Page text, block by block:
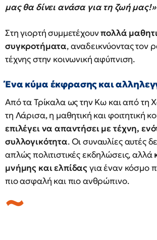
μας θα δίνει ανάσα για τη ζωή μας!»
Στη γιορτή συμμετέχουνπολλά
συγκροτήματα, αναδεικνύοντας τον
τέχνης στην κοινωνική αφύπνιση.
Ένα κύμα έκφρασης και
Από τα Τρίκαλα ως την Κω και από τη
τη Λάρισα, η μαθητική και φοιτητική
επιλέγει να απαντήσει με τέχνη,
συλλογικότητα. Οι συναυλίες αυτές
απλώς πολιτιστικές εκδηλώσεις, αλλά
μνήμης και ελπίδαςγια έναν κόσμο
πιο ασφαλή και πιο ανθρώπινο.